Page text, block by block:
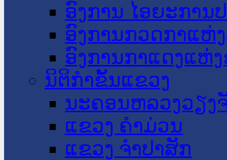
ອົງການ ໄອຍະການ
ອົງການກວດກາແຫ່
ອົງການກາແດງແຫ່
ນິຕິກໍາຂັ້ນແຂວງ
ນະ​ຄອນ​ຫລວງວຽງ
ແຂວງ ຄໍາມ່ວນ
ແຂວງ ຈໍາປາສັກ